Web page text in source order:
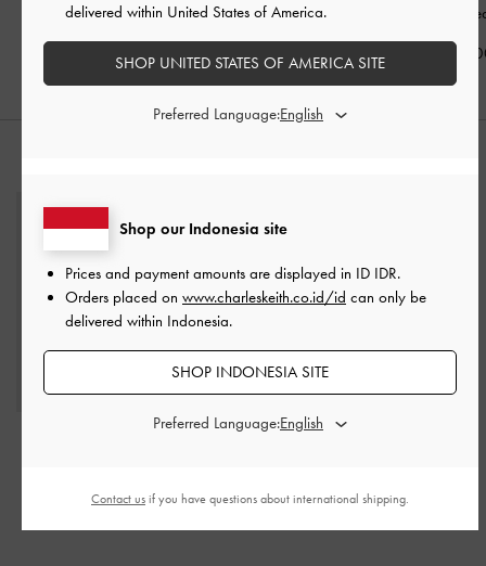
Dorian-Red
IDR999,000
- Red
IDR899,000
IDR1,299,000 IDR1,399,000
Shop our Indonesia site
Prices and payment amounts are displayed in ID IDR.
Orders placed on www.charleskeith.co.id/id can only be
delivered within Indonesia.
SHOP INDONESIA SITE
Preferred Language:
delivered within United States of America.
SHOP UNITED STATES OF AMERICA SITE
Preferred Language:
Contact us if you have questions about international shipping.